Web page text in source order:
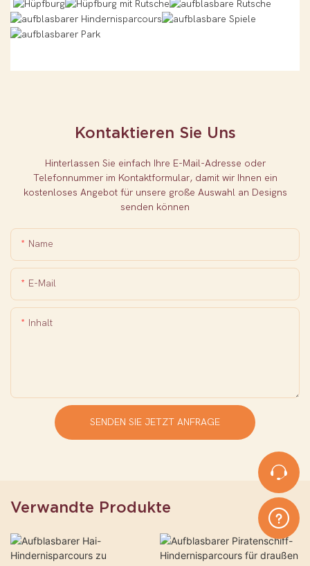
Kontaktieren Sie Uns
Hinterlassen Sie einfach Ihre E-Mail-Adresse oder
Telefonnummer im Kontaktformular, damit wir Ihnen ein
kostenloses Angebot für unsere große Auswahl an Designs
senden können
Name
E-Mail
Inhalt
SENDEN SIE JETZT ANFRAGE
Verwandte Produkte